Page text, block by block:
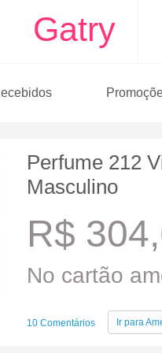
Gatry
Perfume 212
Masculino
R$
No cartão
10 Comentários Ir para